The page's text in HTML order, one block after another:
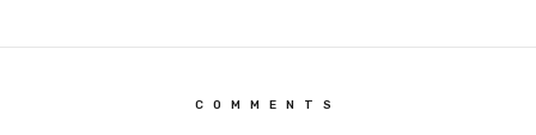
COMMENTS